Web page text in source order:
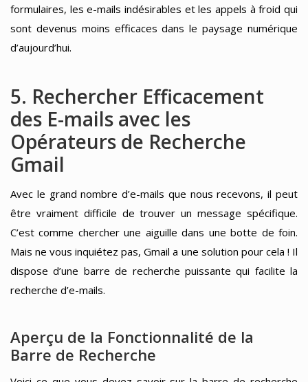
formulaires, les e-mails indésirables et les appels à froid qui
sont devenus moins efficaces dans le paysage numérique
d’aujourd’hui.
5. Rechercher Efficacement
des E-mails avec les
Opérateurs de Recherche
Gmail
Avec le grand nombre d’e-mails que nous recevons, il peut
être vraiment difficile de trouver un message spécifique.
C’est comme chercher une aiguille dans une botte de foin.
Mais ne vous inquiétez pas, Gmail a une solution pour cela ! Il
dispose d’une barre de recherche puissante qui facilite la
recherche d’e-mails.
Aperçu de la Fonctionnalité de la
Barre de Recherche